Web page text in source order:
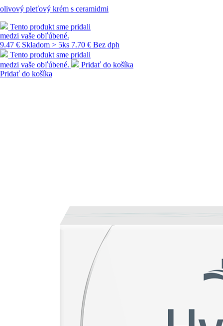
olivový pleťový krém s ceramidmi
Tento produkt sme pridali
medzi vaše obľúbené.
9.47 € Skladom > 5ks 7.70 € Bez dph
Tento produkt sme pridali
medzi vaše obľúbené.
Pridať do košíka
Pridať do košíka